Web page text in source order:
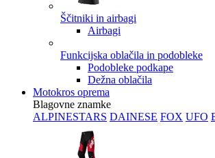
Ščitniki in airbagi
Airbagi
Funkcijska oblačila in podobleke
Podobleke podkape
Dežna oblačila
Motokros oprema
Blagovne znamke
ALPINESTARS DAINESE FOX UFO